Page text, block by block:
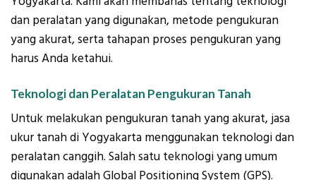
dan peralatan yang digunakan, metode pengukuran
yang akurat, serta tahapan proses pengukuran yang
harus Anda ketahui.
Teknologi dan Peralatan Pengukuran Tanah
Untuk melakukan pengukuran tanah yang akurat, jasa
ukur tanah di Yogyakarta menggunakan teknologi dan
peralatan canggih. Salah satu teknologi yang umum
digunakan adalah Global Positioning System (GPS).